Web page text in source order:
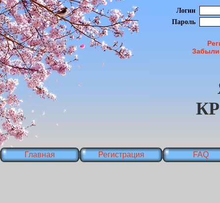
Логин
Пароль
Главная Регистрация FAQ